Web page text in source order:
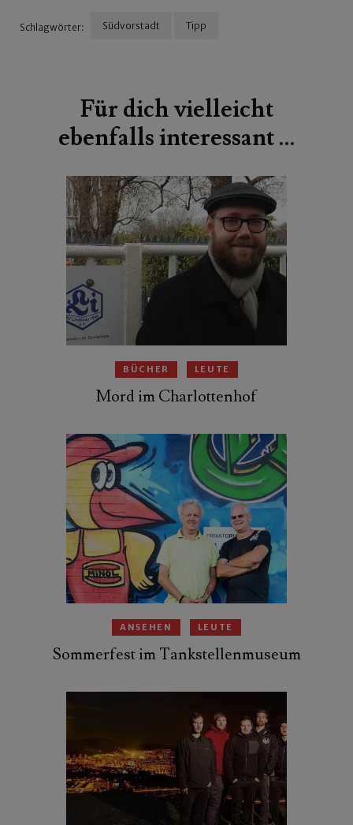
Schlagwörter: Südvorstadt Tipp
Für dich vielleicht
ebenfalls interessant …
BÜCHER LEUTE
Mord im Charlottenhof
ANSEHEN LEUTE
Sommerfest im Tankstellenmuseum